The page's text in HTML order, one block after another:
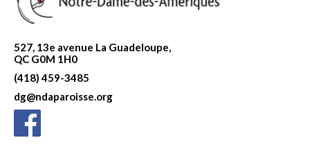
527, 13e avenue La Guadeloupe,
QC G0M 1H0
(418) 459-3485
dg@ndaparoisse.org